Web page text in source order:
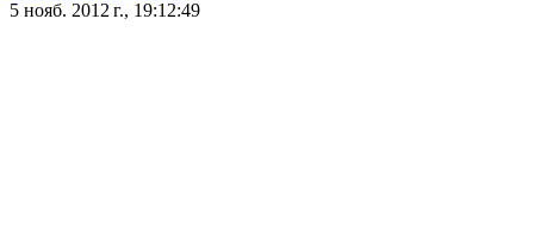
5 нояб. 2012 г., 19:12:49